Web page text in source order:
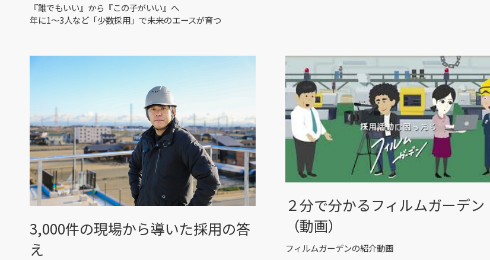
『誰でもいい』から『この子がいい』へ
年に1〜3人など「少数採用」で未来のエースが育つ
3,000件の現場から導いた採用の答
え
２分で分かるフィルムガーデン
（動画）
フィルムガーデンの紹介動画